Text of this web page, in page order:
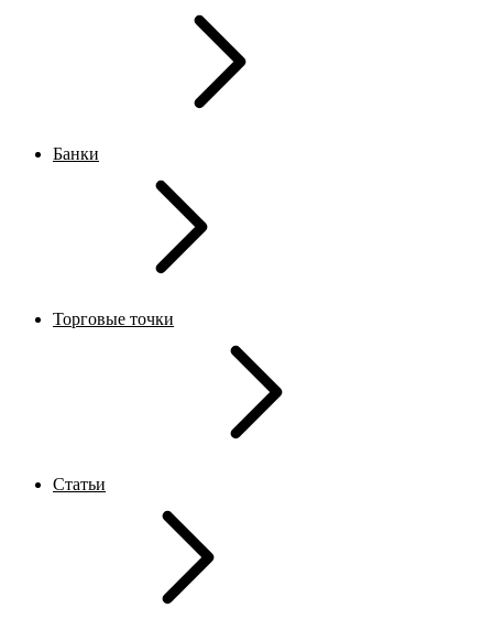
Банки
Торговые точки
Статьи